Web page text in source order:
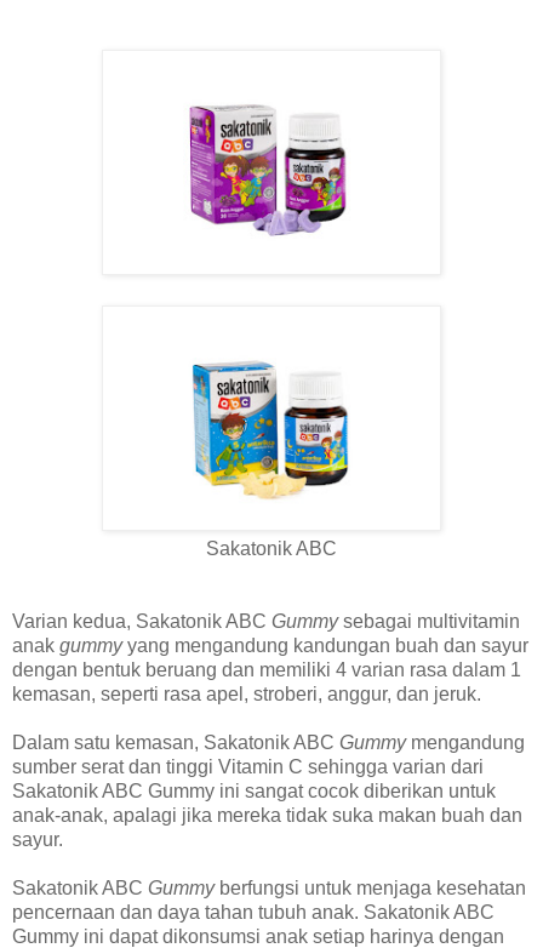
Sakatonik ABC
Varian kedua, Sakatonik ABC Gummysebagai multivitamin
anak gummyyang mengandung kandungan buah dan sayur
dengan bentuk beruang dan memiliki 4 varian rasa dalam 1
kemasan, seperti rasa apel, stroberi, anggur, dan jeruk.
Dalam satu kemasan, Sakatonik ABC Gummymengandung
sumber serat dan tinggi Vitamin C sehingga varian dari
Sakatonik ABC Gummy ini sangat cocok diberikan untuk
anak-anak, apalagi jika mereka tidak suka makan buah dan
sayur.
Sakatonik ABC Gummyberfungsi untuk menjaga kesehatan
pencernaan dan daya tahan tubuh anak. Sakatonik ABC
Gummy ini dapat dikonsumsi anak setiap harinya dengan